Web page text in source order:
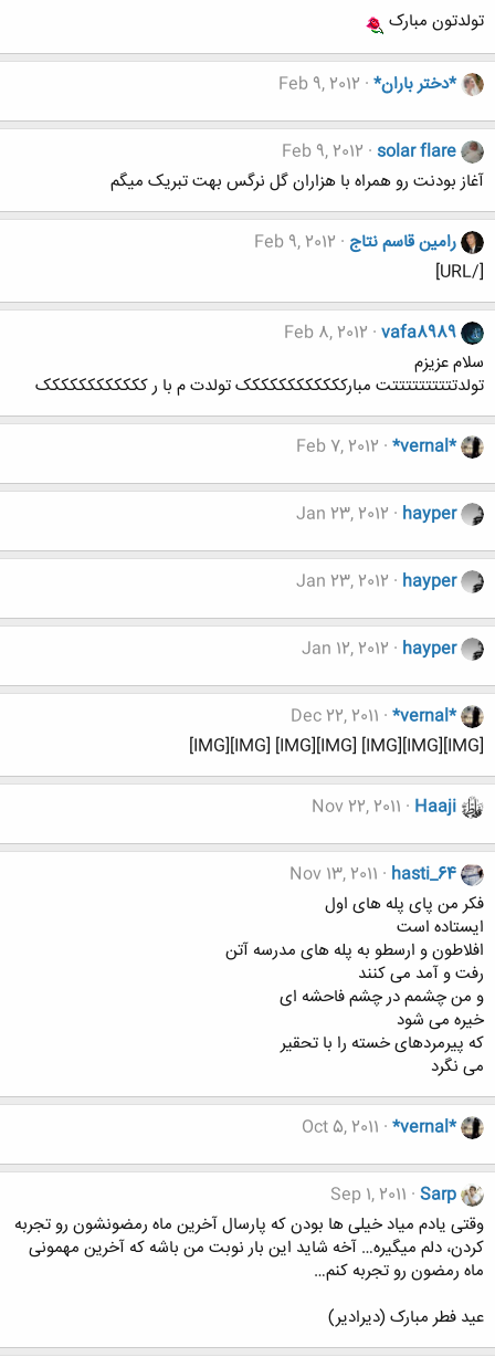
تولدتون مبارک
*دختر باران* Feb 9, 2012
solar flare
Feb 9, 2012
آغاز بودنت رو همراه با هزاران گل نرگس بهت تبریک میگم
رامین قاسم نتاج Feb 9, 2012
[/URL]
vafa8989
Feb 8, 2012
سلام عزیزم
تولدتتتتتتتتتتت مبارکککککککککککک تولدت م با ر کککککککککککک
*vernal*
Feb 7, 2012
hayper
Jan 23, 2012
hayper
Jan 23, 2012
hayper
Jan 12, 2012
*vernal*
Dec 22, 2011
[IMG][IMG][IMG] [IMG][IMG] [IMG][IMG]
Haaji
Nov 22, 2011
hasti_64
Nov 13, 2011
فکر من پای پله های اول
ایستاده است
افلاطون و ارسطو به پله های مدرسه آتن
رفت و آمد می کنند
و من چشمم در چشم فاحشه ای
خیره می شود
که پیرمردهای خسته را با تحقیر
می نگرد
*vernal*
Oct 5, 2011
Sarp
Sep 1, 2011
وقتی یادم میاد خیلی ها بودن که پارسال آخرین ماه رمضونشون رو تجربه
کردن، دلم میگیره… آخه شاید این بار نوبت من باشه که آخرین مهمونی
ماه رمضون رو تجربه کنم…
عید فطر مبارک (دیرادیر)